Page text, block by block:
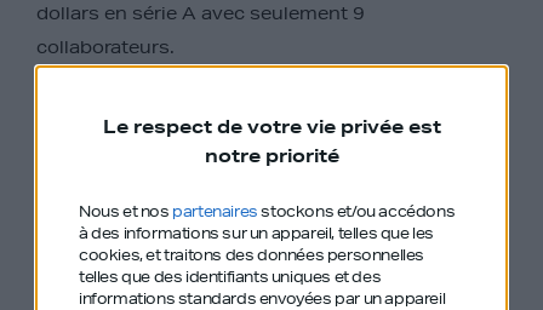
Le respect de votre vie privée est
notre priorité
Nous et nos partenairesstockons et/ou accédons
à des informations sur un appareil, telles que les
cookies, et traitons des données personnelles
telles que des identifiants uniques et des
informations standards envoyées par un appareil
dollars en série A avec seulement 9
collaborateurs.
Anh-Tho nous dévoile sa méthode assez
open source pour ne recourir à aucun commercial.
Comment convaincre talents de rejoindre
l’aventure. Savoir tirer parti de la vague de l’IA et